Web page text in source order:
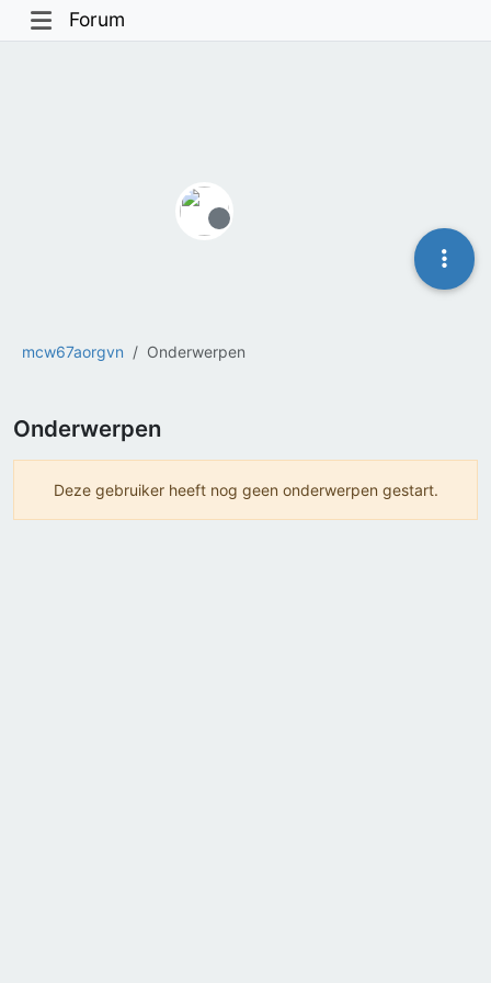
Forum
mcw67aorgvn Onderwerpen
Offline
Onderwerpen
Deze gebruiker heeft nog geen onderwerpen gestart.